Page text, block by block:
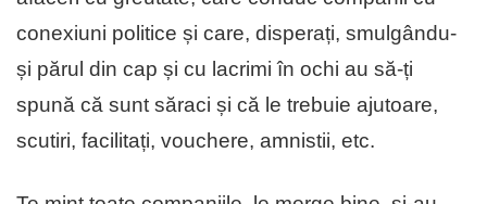
conexiuni politice și care, disperați, smulgându-
și părul din cap și cu lacrimi în ochi au să-ți
spună că sunt săraci și că le trebuie ajutoare,
scutiri, facilitați, vouchere, amnistii, etc.